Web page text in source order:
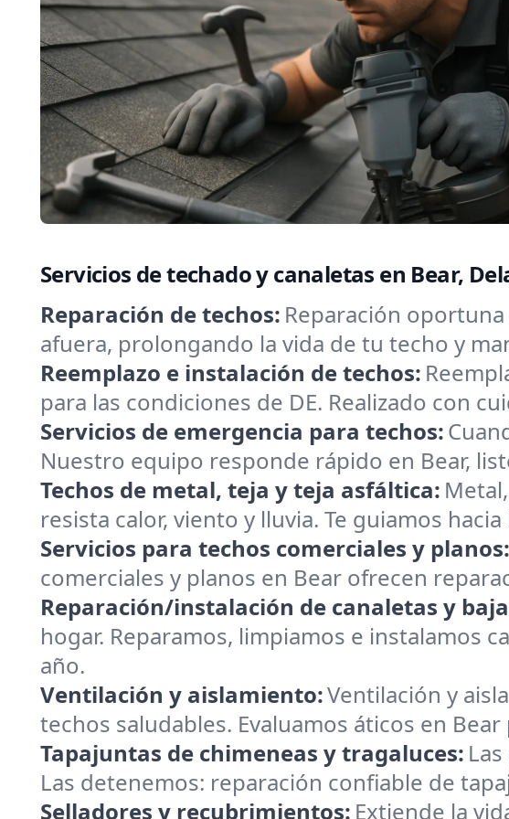
Servicios de techado y canaletas en Bear,
Reparación de techos: Reparación
afuera, prolongando la vida de tu techo y
Reemplazo e instalación de techos:
para las condiciones de DE. Realizado con
Servicios de emergencia para techos:
Nuestro equipo responde rápido en Bear,
Techos de metal, teja y teja asfáltica:
resista calor, viento y lluvia. Te guiamos
Servicios para techos comerciales y planos:
comerciales y planos en Bear ofrecen
Reparación/instalación de canaletas y
hogar. Reparamos, limpiamos e instalamos
año.
Ventilación y aislamiento:Ventilación y
techos saludables. Evaluamos áticos en
Tapajuntas de chimeneas y tragaluces:
Las detenemos: reparación confiable de
Selladores y recubrimientos: Extiende la